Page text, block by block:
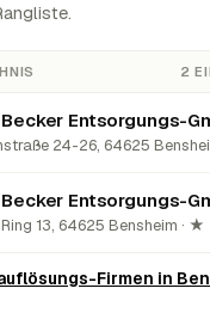
2
Entsorgungs-
Entsorgungs-
13, 64625 Bensheim ·
Firmen in